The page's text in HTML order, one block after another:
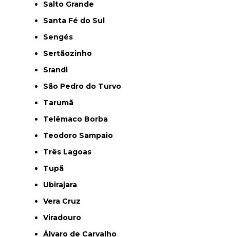
Salto Grande
Santa Fé do Sul
Sengés
Sertãozinho
Srandi
São Pedro do Turvo
Tarumã
Telêmaco Borba
Teodoro Sampaio
Três Lagoas
Tupã
Ubirajara
Vera Cruz
Viradouro
Álvaro de Carvalho